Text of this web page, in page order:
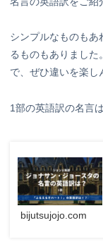
シンプルなものも
るものもありまし
で、ぜひ違いを楽し
1部の英語訳の名言
bijutsujojo.com